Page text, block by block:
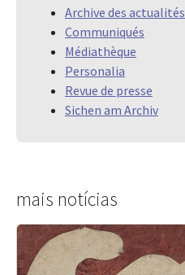
Archive des actualités
Communiqués
Médiathèque
Personalia
Revue de presse
Sichen am Archiv
mais notícias